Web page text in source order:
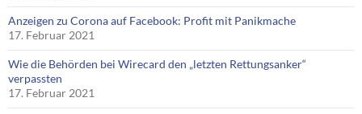
Anzeigen zu Corona auf Facebook: Profit mit Panikmache
17. Februar 2021
Wie die Behörden bei Wirecard den „letzten Rettungsanker“
verpassten
17. Februar 2021